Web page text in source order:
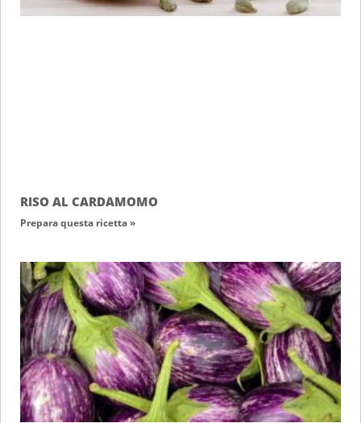
RISO AL CARDAMOMO
Prepara questa ricetta »